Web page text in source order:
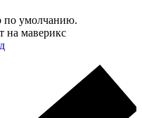
по умолчанию.
на маверикс